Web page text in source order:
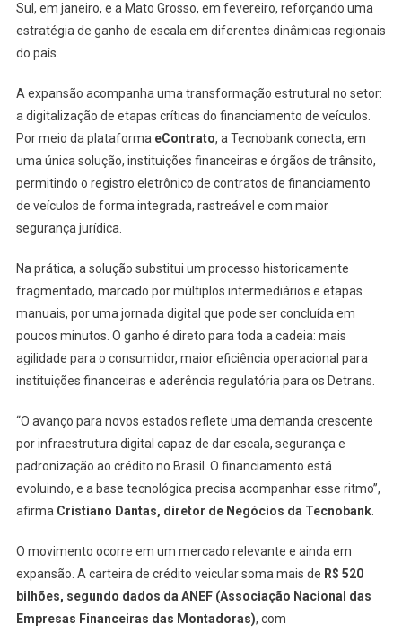
Sul, em janeiro, e a Mato Grosso, em fevereiro, reforçando uma
estratégia de ganho de escala em diferentes dinâmicas regionais
do país.
A expansão acompanha uma transformação estrutural no setor:
a digitalização de etapas críticas do financiamento de veículos.
Por meio da plataforma eContrato, a Tecnobank conecta, em
uma única solução, instituições financeiras e órgãos de trânsito,
permitindo o registro eletrônico de contratos de financiamento
de veículos de forma integrada, rastreável e com maior
segurança jurídica.
Na prática, a solução substitui um processo historicamente
fragmentado, marcado por múltiplos intermediários e etapas
manuais, por uma jornada digital que pode ser concluída em
poucos minutos. O ganho é direto para toda a cadeia: mais
agilidade para o consumidor, maior eficiência operacional para
instituições financeiras e aderência regulatória para os Detrans.
“O avanço para novos estados reflete uma demanda crescente
por infraestrutura digital capaz de dar escala, segurança e
padronização ao crédito no Brasil. O financiamento está
evoluindo, e a base tecnológica precisa acompanhar esse ritmo”,
afirma Cristiano Dantas, diretor de Negócios da Tecnobank.
O movimento ocorre em um mercado relevante e ainda em
expansão. A carteira de crédito veicular soma mais de R$ 520
bilhões, segundo dados da ANEF (Associação Nacional das
Empresas Financeiras das Montadoras), com